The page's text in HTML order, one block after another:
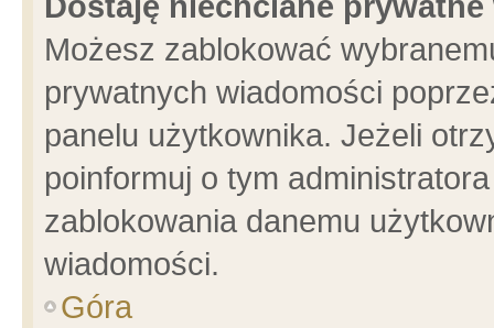
Możesz zablokować
prywatnych wiadomości
panelu użytkownika. Jeżeli
poinformuj o tym
zablokowania danemu
wiadomości.
Góra